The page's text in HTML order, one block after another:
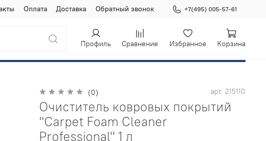
Оплата Доставка Обратный звонок +7(495) 005-57-61
Профиль Сравнение Избранное Корзина
(0)
арт. 215110
Очиститель ковровых покрытий
"Carpet Foam Cleaner
Professional" 1 л